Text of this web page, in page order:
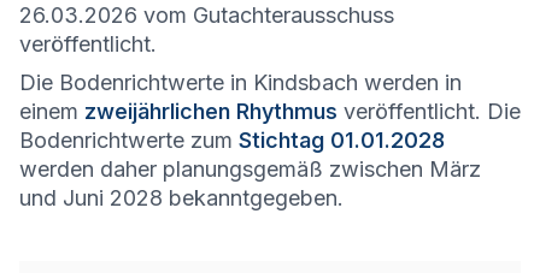
26.03.2026 vom Gutachterausschuss
veröffentlicht.
Die Bodenrichtwerte in Kindsbach werden in
einem zweijährlichen Rhythmus veröffentlicht. Die
Bodenrichtwerte zum Stichtag 01.01.2028
werden daher planungsgemäß zwischen März
und Juni 2028 bekanntgegeben.